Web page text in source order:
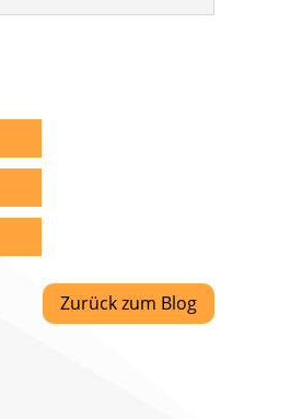
Zurück zum Blog